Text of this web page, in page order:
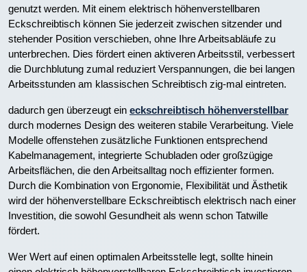
genutzt werden. Mit einem elektrisch höhenverstellbaren
Eckschreibtisch können Sie jederzeit zwischen sitzender und
stehender Position verschieben, ohne Ihre Arbeitsabläufe zu
unterbrechen. Dies fördert einen aktiveren Arbeitsstil, verbessert
die Durchblutung zumal reduziert Verspannungen, die bei langen
Arbeitsstunden am klassischen Schreibtisch zig-mal eintreten.
dadurch gen überzeugt ein eckschreibtisch höhenverstellbar
durch modernes Design des weiteren stabile Verarbeitung. Viele
Modelle offenstehen zusätzliche Funktionen entsprechend
Kabelmanagement, integrierte Schubladen oder großzügige
Arbeitsflächen, die den Arbeitsalltag noch effizienter formen.
Durch die Kombination von Ergonomie, Flexibilität und Ästhetik
wird der höhenverstellbare Eckschreibtisch elektrisch nach einer
Investition, die sowohl Gesundheit als wenn schon Tatwille
fördert.
Wer Wert auf einen optimalen Arbeitsstelle legt, sollte hinein